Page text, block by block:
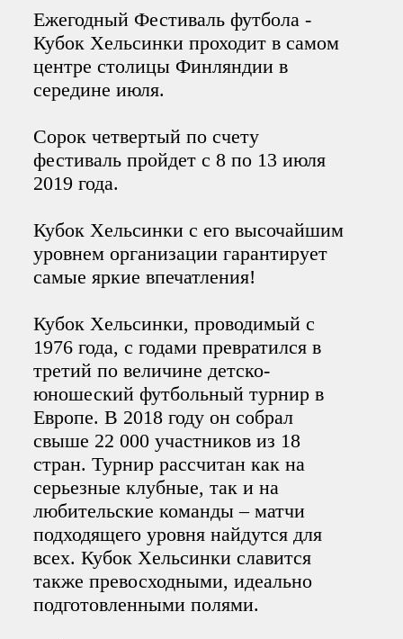
Ежегодный Фестиваль футбола -
Кубок Хельсинки проходит в самом
центре столицы Финляндии в
середине июля.
Сорок четвертый по счету
фестиваль пройдет с 8 по 13 июля
2019 года.
Кубок Хельсинки с его высочайшим
уровнем организации гарантирует
самые яркие впечатления!
Кубок Хельсинки, проводимый с
1976 года, с годами превратился в
третий по величине детско-
юношеский футбольный турнир в
Европе. В 2018 году он собрал
свыше 22 000 участников из 18
стран. Турнир рассчитан как на
серьезные клубные, так и на
любительские команды – матчи
подходящего уровня найдутся для
всех. Кубок Хельсинки славится
также превосходными, идеально
подготовленными полями.